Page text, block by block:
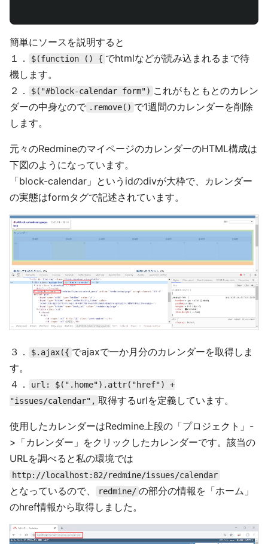
簡単にソースを説明すると
１．
$(function () { でhtmlなどが読み込まれるまで待
機します。
２．
$("#block-calendar form") これがもともとのカレン
ダーの中身なので .remove() で1週間のカレンダーを削除
します。
元々のRedmineのマイページのカレンダーのHTML構成は
下図のようになっています。
「block-calendar」というidのdivが大枠で、カレンダー
の実態はformタグで記述されています。
３． $.ajax({ でajaxで一か月分のカレンダーを取得しま
す。
４．
url: $(".home").attr("href") +
"issues/calendar", 取得するurlを定義しています。
使用したカレンダーはRedmine上段の「プロジェクト」-
>「カレンダー」をクリックしたカレンダーです。該当の
URLを調べると私の環境では
http://localhost:82/redmine/issues/calendar
となっているので、 redmine/ の部分の情報を「ホーム」
のhref情報から取得しました。